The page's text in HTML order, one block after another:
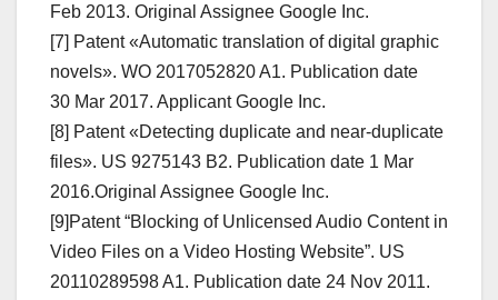
Feb 2013. Original Assignee Google Inc.
[7] Patent «Automatic translation of digital graphic
novels». WO 2017052820 A1. Publication date
30 Mar 2017. Applicant Google Inc.
[8] Patent «Detecting duplicate and near-duplicate
files». US 9275143 B2. Publication date 1 Mar
2016.Original Assignee Google Inc.
[9]Patent “Blocking of Unlicensed Audio Content in
Video Files on a Video Hosting Website”. US
20110289598 A1. Publication date 24 Nov 2011.